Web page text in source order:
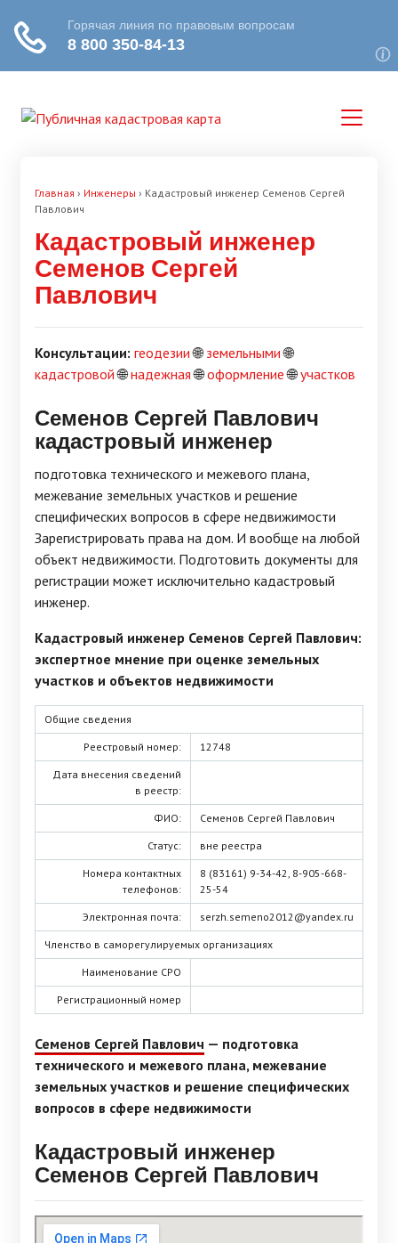
Главная › Инженеры › Кадастровый инженер Семенов Сергей
Павлович
Кадастровый инженер
Семенов Сергей
Павлович
Консультации: геодезии🌐земельными🌐
кадастровой🌐надежная🌐оформление🌐участков
Семенов Сергей Павлович
кадастровый инженер
подготовка технического и межевого плана,
межевание земельных участков и решение
специфических вопросов в сфере недвижимости
Зарегистрировать права на дом. И вообще на любой
объект недвижимости. Подготовить документы для
регистрации может исключительно кадастровый
инженер.
Кадастровый инженер Семенов Сергей Павлович:
экспертное мнение при оценке земельных
участков и объектов недвижимости
Общие сведения
Реестровый номер: 12748
Дата внесения сведений
в реестр:
ФИО: Семенов Сергей Павлович
Статус: вне реестра
Номера контактных
телефонов:
8 (83161) 9-34-42, 8-905-668-
25-54
Электронная почта: serzh.semeno2012@yandex.ru
Членство в саморегулируемых организациях
Наименование СРО
Регистрационный номер
Семенов Сергей Павлович — подготовка
технического и межевого плана, межевание
земельных участков и решение специфических
вопросов в сфере недвижимости
Кадастровый инженер
Семенов Сергей Павлович